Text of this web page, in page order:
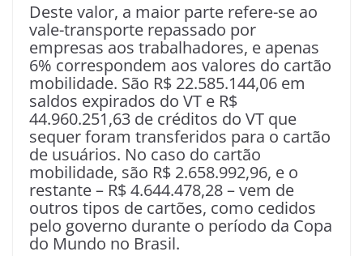
Deste valor, a maior parte refere-se ao
vale-transporte repassado por
empresas aos trabalhadores, e apenas
6% correspondem aos valores do cartão
mobilidade. São R$ 22.585.144,06 em
saldos expirados do VT e R$
44.960.251,63 de créditos do VT que
sequer foram transferidos para o cartão
de usuários. No caso do cartão
mobilidade, são R$ 2.658.992,96, e o
restante – R$ 4.644.478,28 – vem de
outros tipos de cartões, como cedidos
pelo governo durante o período da Copa
do Mundo no Brasil.